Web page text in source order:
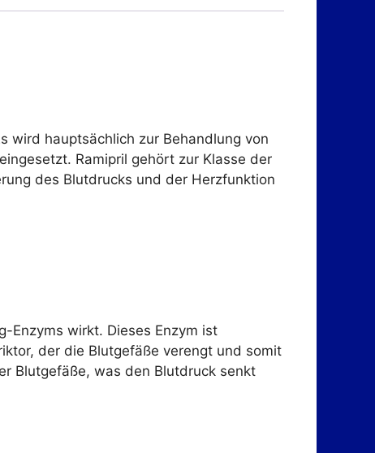
wird hauptsächlich zur Behandlung von
Ramipril gehört zur Klasse der
des Blutdrucks und der Herzfunktion
Enzyms wirkt. Dieses Enzym ist
der die Blutgefäße verengt und somit
Blutgefäße, was den Blutdruck senkt